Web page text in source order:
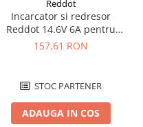
Reddot
Incarcator si redresor
Reddot 14.6V 6A pentru
acumulatori LiFePo4
157,61 RON
STOC PARTENER
ADAUGA IN COS